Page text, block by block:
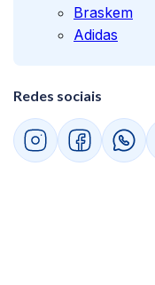
Braskem
Adidas
Redes sociais